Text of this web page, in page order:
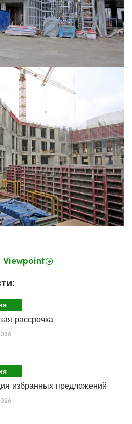
Viewpoint
рассрочка
избранных предложений